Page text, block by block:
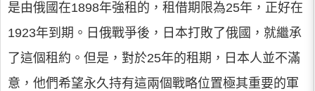
是由俄國在1898年強租的，租借期限為25年，正好在
1923年到期。日俄戰爭後，日本打敗了俄國，就繼承
了這個租約。但是，對於25年的租期，日本人並不滿
意，他們希望永久持有這兩個戰略位置極其重要的軍